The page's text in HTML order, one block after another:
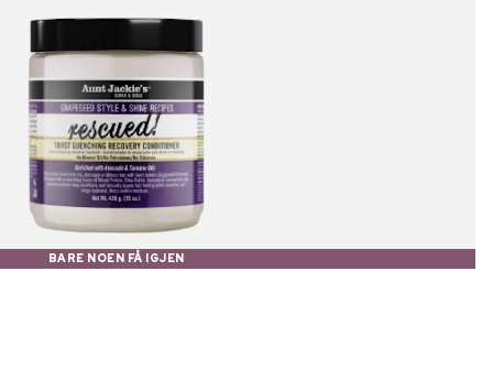
BARE NOEN FÅ IGJEN